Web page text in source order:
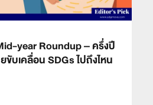
year Roundup – ครึ่งปี
ขับเคลื่อน SDGs ไปถึงไหน